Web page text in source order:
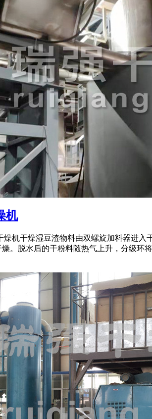
机
燥机干燥湿豆渣物料由双螺旋加料器进
。脱水后的干粉料随热气上升，分级